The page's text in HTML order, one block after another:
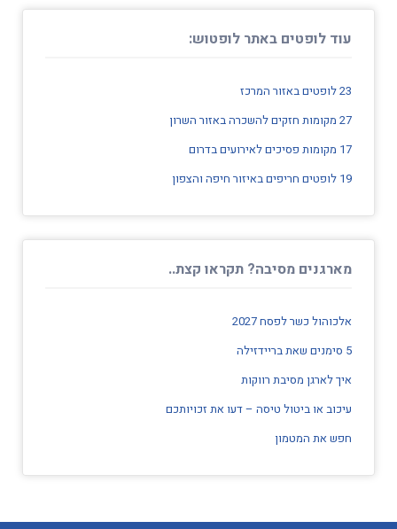
עוד לופטים באתר לופטוש:
23 לופטים באזור המרכז
27 מקומות חזקים להשכרה באזור השרון
17 מקומות פסיכים לאירועים בדרום
19 לופטים חריפים באיזור חיפה והצפון
מארגנים מסיבה? תקראו קצת..
אלכוהול כשר לפסח 2027
5 סימנים שאת בריידזילה
איך לארגן מסיבת רווקות
עיכוב או ביטול טיסה – דעו את זכויותכם
חפש את המטמון